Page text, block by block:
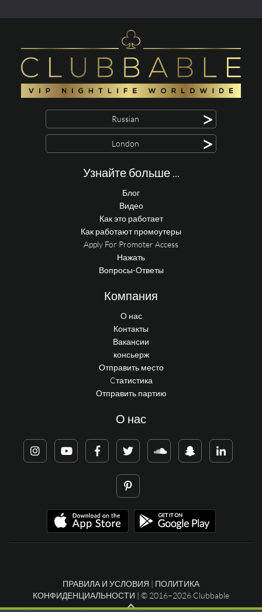
Russian >
London >
Узнайте больше ...
Блог
Видео
Как это работает
Как работают промоутеры
Apply For Promoter Access
Нажать
Вопросы-Ответы
Компания
О нас
Контакты
Вакансии
консьерж
Отправить место
Cтатистика
Отправить партию
О нас
ПРАВИЛА И УСЛОВИЯ | ПОЛИТИКА
КОНФИДЕНЦИАЛЬНОСТИ | © 2016–2026 Clubbable